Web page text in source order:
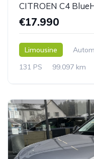
CITROEN C4
€17.990
Limousine
131 PS
99.097 km